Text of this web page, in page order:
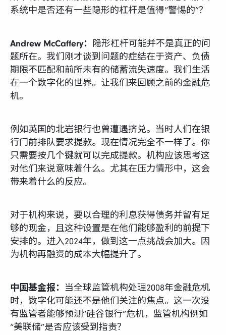
系统中是否还有一些隐形的杠杆是值得“警惕的”？
Andrew McCaffery：
隐形杠杆可能并不是真正的问
题所在。我们刚才谈到问题的症结在于资产、负债
期限不匹配和前所未有的储蓄流失速度。我们生活
在一个数字化的世界。让我们来回顾之前的金融危
机。
例如英国的北岩银行也曾遭遇挤兑。当时人们在银
行门前排队要求提款。现在情况完全不一样了。你
只需要按几个键就可以完成提款。机构应该思考这
对他们来说意味着什么。尤其在压力情形中，这会
带来着什么的反应。
对于机构来说，要以合理的利息获得债务并留有足
够的现金，且这种设置是在他们能够盈利的前提下
安排的。进入2024年，做到这一点挑战会加大。因
为机构再融资的成本大幅提升了。
中国基金报： 当全球监管机构处理2008年金融危机
时，数字化可能还不是他们关注的焦点。这一次没
有监管者能够预测“硅谷银行”危机，监管机构例如
“美联储”是否应该受到指责？